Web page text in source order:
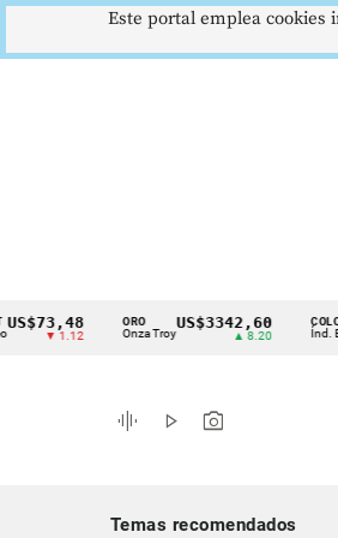
Cintillo
indicadores
económicos
▼ 1.12
ORO
Onza Troy
US$3342,60 COLCAP
Índ. Bursátil
graphic_eq play_arrow photo_camera
Temas recomendados
Este portal emplea cookies